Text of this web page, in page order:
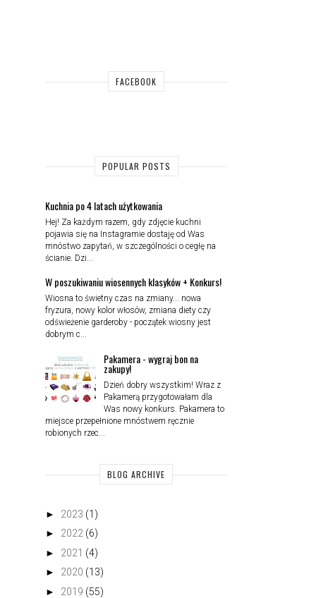
FACEBOOK
POPULAR POSTS
Kuchnia po 4 latach użytkowania
Hej! Za każdym razem, gdy zdjęcie kuchni
pojawia się na Instagramie dostaję od Was
mnóstwo zapytań, w szczególności o cegłę na
ścianie. Dzi...
W poszukiwaniu wiosennych klasyków + Konkurs!
Wiosna to świetny czas na zmiany... nowa
fryzura, nowy kolor włosów, zmiana diety czy
odświeżenie garderoby - początek wiosny jest
dobrym c...
Pakamera - wygraj bon na
zakupy!
Dzień dobry wszystkim! Wraz z
Pakamerą przygotowałam dla
Was nowy konkurs. Pakamera to
miejsce przepełnione mnóstwem ręcznie
robionych rzec...
BLOG ARCHIVE
► 2023 (1)
► 2022 (6)
► 2021 (4)
► 2020 (13)
► 2019 (55)